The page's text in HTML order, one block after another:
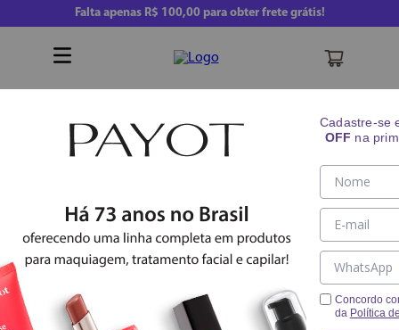
Falta apenas R$ 100,00para obter frete grátis!
kit duo sabonete vitamina c
Cadastre-se
OFF na
Concordo
da Política